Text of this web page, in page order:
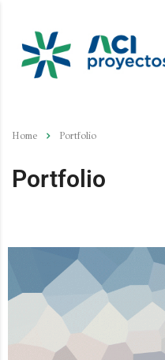
Home Portfolio
Portfolio